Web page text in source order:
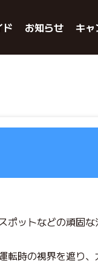
ド お知らせ キャ
ポットなどの頑固
転時の視界を遮り